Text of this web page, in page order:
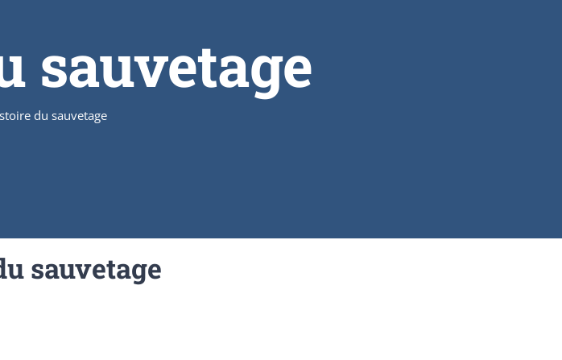
sauvetage
du sauvetage
sauvetage